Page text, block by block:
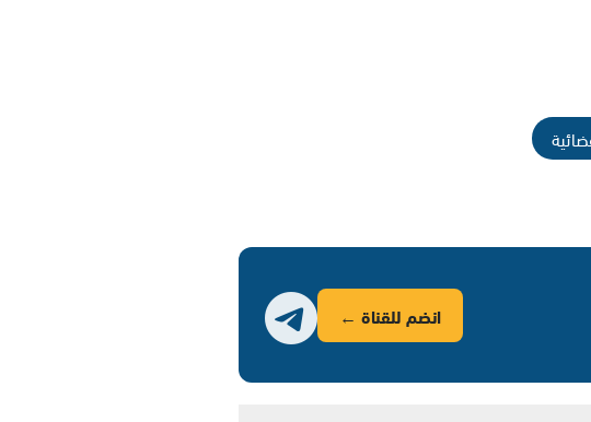
انضم للقناة ←